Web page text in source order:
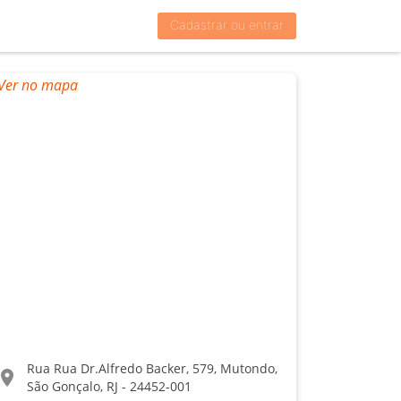
Cadastrar ou entrar
Rua Rua Dr.Alfredo Backer, 579, Mutondo,
São Gonçalo, RJ - 24452-001